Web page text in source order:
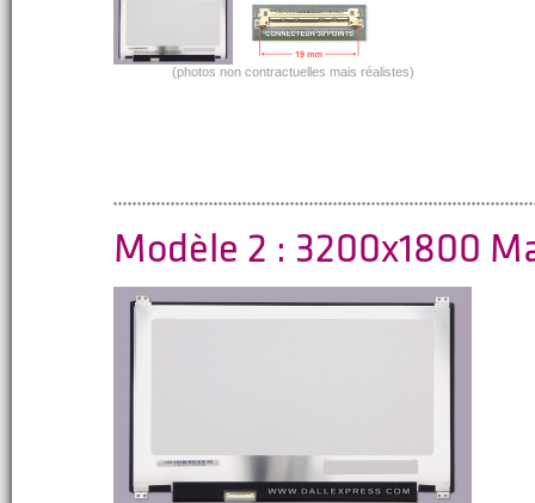
(photos non contractuelles mais réalistes)
Modèle 2 : 3200x1800